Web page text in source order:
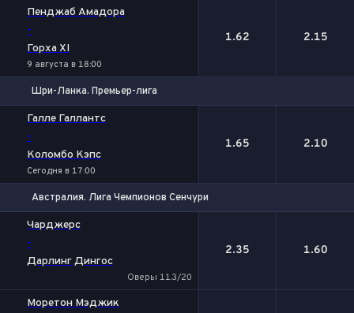
Пенджаб Амадора
-
Горха XI
9 августа в 18:00
1.62 2.15
Шри-Ланка. Премьер-лига
Галле Галлантс
-
Коломбо Кэпс
Сегодня в 17:00
1.65 2.10
Австралия. Лига Чемпионов Сенчури
Чарджерс
-
Дарлинг Дингос
Оверы 11.3/20
2.35 1.60
Моретон Мэджик